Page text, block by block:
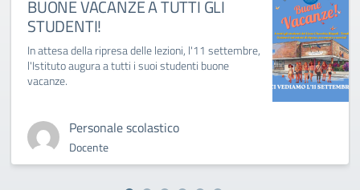
BUONE VACANZE A TUTTI GLI
STUDENTI!
In attesa della ripresa delle lezioni, l'11 settembre,
l'Istituto augura a tutti i suoi studenti buone
vacanze.
Personale scolastico
Docente